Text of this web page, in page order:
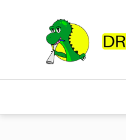
Actualités
Culture